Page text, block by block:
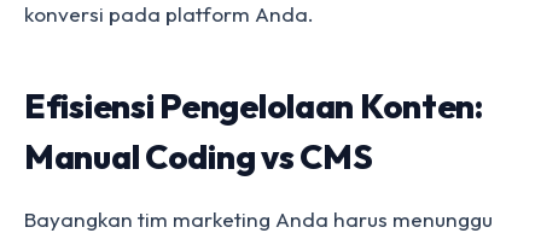
konversi pada platform Anda.
Efisiensi Pengelolaan Konten:
Manual Coding vs CMS
Bayangkan tim marketing Anda harus menunggu